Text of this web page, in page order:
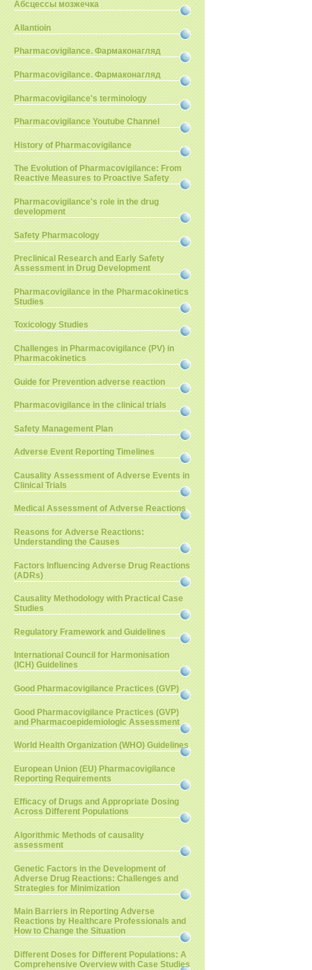
Абсцессы мозжечка
Allantioin
Pharmacovigilance. Фармаконагляд
Pharmacovigilance. Фармаконагляд
Pharmacovigilance's terminology
Pharmacovigilance Youtube Channel
History of Pharmacovigilance
The Evolution of Pharmacovigilance: From
Reactive Measures to Proactive Safety
Pharmacovigilance's role in the drug
development
Safety Pharmacology
Preclinical Research and Early Safety
Assessment in Drug Development
Pharmacovigilance in the Pharmacokinetics
Studies
Toxicology Studies
Challenges in Pharmacovigilance (PV) in
Pharmacokinetics
Guide for Prevention adverse reaction
Pharmacovigilance in the clinical trials
Safety Management Plan
Adverse Event Reporting Timelines
Causality Assessment of Adverse Events in
Clinical Trials
Medical Assessment of Adverse Reactions
Reasons for Adverse Reactions:
Understanding the Causes
Factors Influencing Adverse Drug Reactions
(ADRs)
Causality Methodology with Practical Case
Studies
Regulatory Framework and Guidelines
International Council for Harmonisation
(ICH) Guidelines
Good Pharmacovigilance Practices (GVP)
Good Pharmacovigilance Practices (GVP)
and Pharmacoepidemiologic Assessment
World Health Organization (WHO) Guidelines
European Union (EU) Pharmacovigilance
Reporting Requirements
Efficacy of Drugs and Appropriate Dosing
Across Different Populations
Algorithmic Methods of causality
assessment
Genetic Factors in the Development of
Adverse Drug Reactions: Challenges and
Strategies for Minimization
Main Barriers in Reporting Adverse
Reactions by Healthcare Professionals and
How to Change the Situation
Different Doses for Different Populations: A
Comprehensive Overview with Case Studies